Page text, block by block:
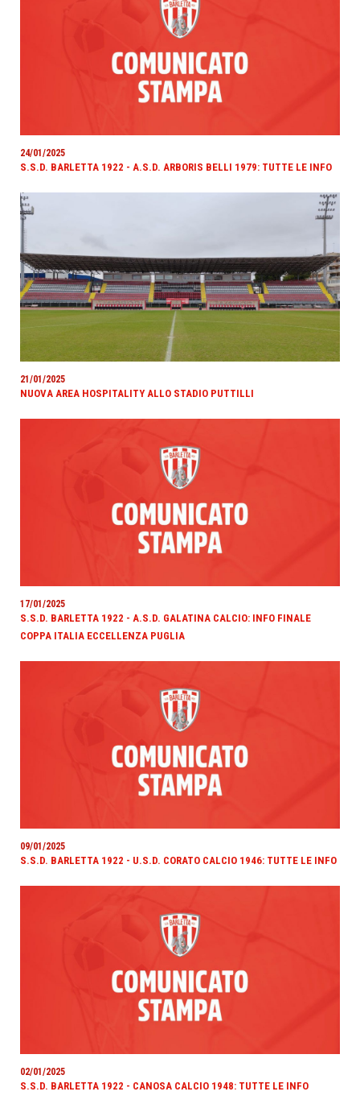
24/01/2025
S.S.D. BARLETTA 1922 - A.S.D. ARBORIS BELLI 1979: TUTTE LE INFO
21/01/2025
NUOVA AREA HOSPITALITY ALLO STADIO PUTTILLI
17/01/2025
S.S.D. BARLETTA 1922 - A.S.D. GALATINA CALCIO: INFO FINALE
COPPA ITALIA ECCELLENZA PUGLIA
09/01/2025
S.S.D. BARLETTA 1922 - U.S.D. CORATO CALCIO 1946: TUTTE LE INFO
02/01/2025
S.S.D. BARLETTA 1922 - CANOSA CALCIO 1948: TUTTE LE INFO